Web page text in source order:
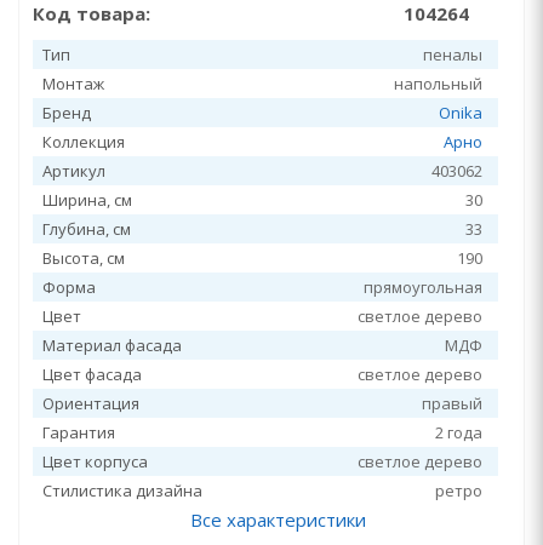
Код товара: 104264
Тип
пеналы
Монтаж
напольный
Бренд
Onika
Коллекция
Арно
Артикул
403062
Ширина, см
30
Глубина, см
33
Высота, см
190
Форма
прямоугольная
Цвет
светлое дерево
Материал фасада
МДФ
Цвет фасада
светлое дерево
Ориентация
правый
Гарантия
2 года
Цвет корпуса
светлое дерево
Стилистика дизайна
ретро
Все характеристики